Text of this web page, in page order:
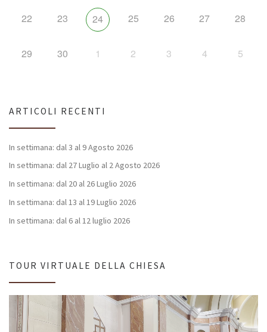
22 23 24 25 26 27 28
29 30 1 2 3 4 5
ARTICOLI RECENTI
In settimana: dal 3 al 9 Agosto 2026
In settimana: dal 27 Luglio al 2 Agosto 2026
In settimana: dal 20 al 26 Luglio 2026
In settimana: dal 13 al 19 Luglio 2026
In settimana: dal 6 al 12 luglio 2026
TOUR VIRTUALE DELLA CHIESA
Video
Player